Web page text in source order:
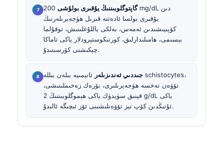
گاپتوگلوبىننىڭ يۇقىرى بولۇشى 200 mg/dL دىن
يۇقىرى بولسا ئادەتتە قىزىل ھۈجەيرىلەرنىڭ
كۆپىيىشىدىن ئەمەس، بەلكى ياللۇغلىنىش، توقۇلما
بېسىمى، ھامىلىدارلىق، كورتىكوستېرودلار ياكى تاماكا
چېكىشنى كۆرسىتىدۇ.
جىددىي ئەندىزىلەر ئانېمىيە بىلەن بىللە schistocytes،
تۆۋەن تەخسە ھۈجەيرىلىرى، بۆرەك زەخىملىنىشى،
قېنىق سۈيدۈك ياكى ھېموگلوبىننىڭ 2 g/dL ياكى
ئۇنىڭدىن كۆپ تېز تۆۋەنلىشىنى ئۆز ئىچىگە ئالىدۇ.